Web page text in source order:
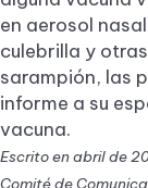
en aerosol
culebrilla y
sarampión, las
informe a su
vacuna.
Escrito en abril de
Comité de